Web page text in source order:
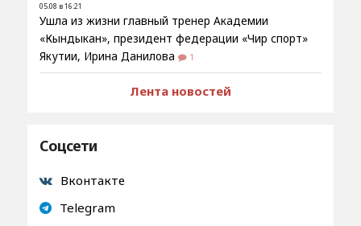
05.08 в 16:21
Ушла из жизни главный тренер Академии
«Кындыкан», президент федерации «Чир спорт»
Якутии, Ирина Данилова
1
Лента новостей
Соцсети
Вконтакте
Telegram